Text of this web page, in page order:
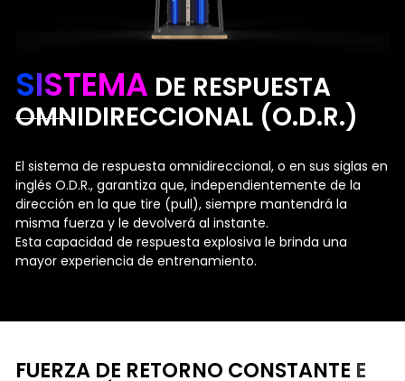
SISTEMA DE RESPUESTA
OMNIDIRECCIONAL (O.D.R.)
El sistema de respuesta omnidireccional, o en sus siglas en
inglés O.D.R., garantiza que, independientemente de la
dirección en la que tire (pull), siempre mantendrá la
misma fuerza y le devolverá al instante.
Esta capacidad de respuesta explosiva le brinda una
mayor experiencia de entrenamiento.
FUERZA DE RETORNO CONSTANTE E